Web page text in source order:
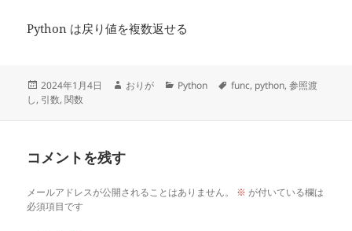
Python は戻り値を複数返せる
投
稿
2024年1月4日
作
おりが
カ
Python
タ
func, python,参照渡
し, 引数,関数
コメントを残す
メールアドレスが公開されることはありません。 ※ が付いている欄は
必須項目です